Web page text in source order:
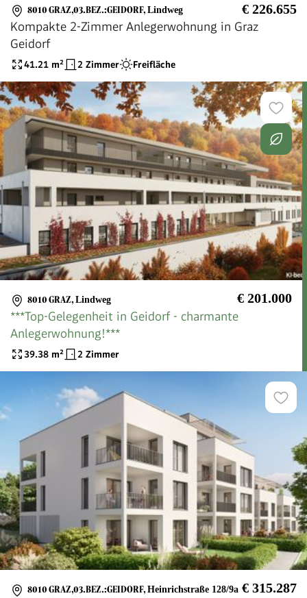
8010 GRAZ,03.BEZ.:GEIDORF, Lindweg € 226.655
Kompakte 2-Zimmer Anlegerwohnung in Graz
Geidorf
41.21 m² 2 Zimmer Freifläche
8010 GRAZ, Lindweg € 201.000
***Top-Gelegenheit in Geidorf - charmante
Anlegerwohnung!***
39.38 m² 2 Zimmer
8010 GRAZ,03.BEZ.:GEIDORF, Heinrichstraße 128/9a € 315.287